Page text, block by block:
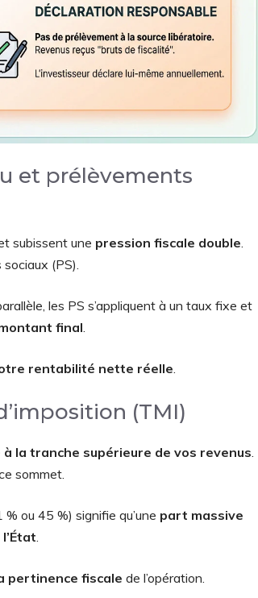
et prélèvements
subissent une pression fiscale double.
(PS).
les PS s’appliquent à un taux fixe et
final.
rentabilité nette réelle.
(TMI)
la tranche supérieure de vos revenus.
sommet.
ou 45 %) signifie qu’une part massive
.
pertinence fiscale de l’opération.